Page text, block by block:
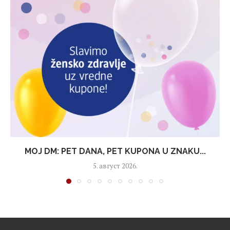
MOJ DM: PET DANA, PET KUPONA U ZNAKU...
5. август 2026.